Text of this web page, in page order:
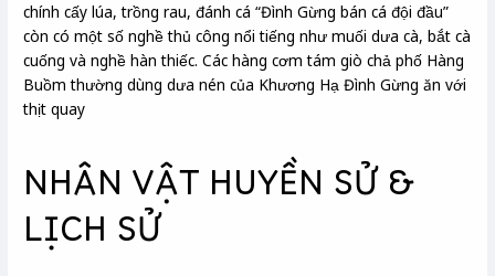
chính cấy lúa, trồng rau, đánh cá “Đình Gừng bán cá đội đầu”
còn có một số nghề thủ công nổi tiếng như muối dưa cà, bắt cà
cuống và nghề hàn thiếc. Các hàng cơm tám giò chả phố Hàng
Buồm thường dùng dưa nén của Khương Hạ Đình Gừng ăn với
thịt quay
NHÂN VẬT HUYỀN SỬ &
LỊCH SỬ